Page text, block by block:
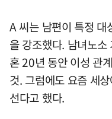
A 씨는 남편이 특정 대
을 강조했다. 남녀노
혼 20년 동안 이성 관
것. 그럼에도 요즘 세
선다고 했다.